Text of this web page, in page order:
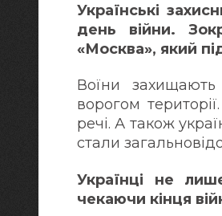
Українські
день війни.
«Москва», який
Воїни
ворогом
речі. А також
стали
Українці не
чекаючи кінця